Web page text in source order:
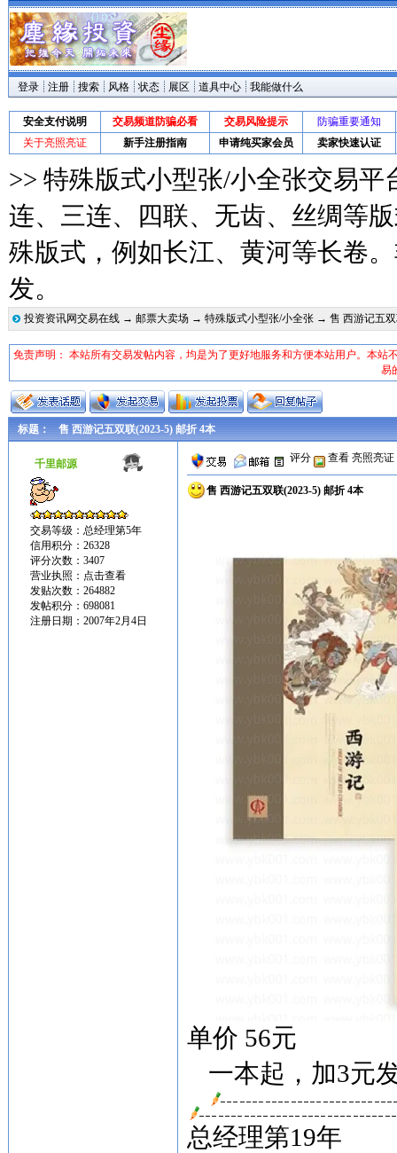
登录 注册 搜索 风格 状态 展区 道具中心 我能做什么
安全支付说明 交易频道防骗必看 交易风险提示
防骗重要通知
关于亮照亮证
新手注册指南 申请纯买家会员 卖家快速认证
>> 特殊版式小型张/小全张交易平
连、三连、四联、无齿、丝绸等
殊版式，例如长江、黄河等长卷
发。
投资资讯网交易在线→ 邮票大卖场→ 特殊版式小型张/小全张→ 售 西游记五双
免责声明： 本站所有交易发帖内容，均是为了更好地服务和方便本站用户。本
易
标题： 售 西游记五双联(2023-5) 邮折 4本
千里邮源
交易等级：总经理第5年
信用积分：26328
评分次数：3407
营业执照： 点击查看
发贴次数：264882
发帖积分：698081
注册日期：2007年2月4日
评分 查看 亮照亮证
售 西游记五双联(2023-5) 邮折 4本
单价 56元
一本起，加3元
总经理第19年